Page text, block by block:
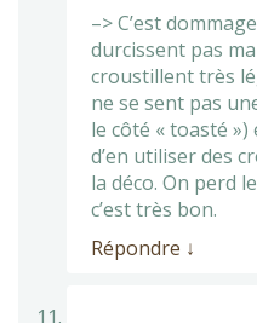
–> C’est
durcissent pas
croustillent très
ne se sent pas
le côté « toasté
d’en utiliser des
la déco. On perd
c’est très bon.
Répondre ↓